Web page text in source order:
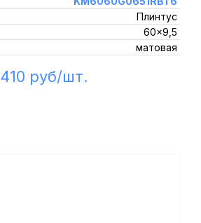
Плинтус
60x9,5
матовая
410 руб/шт.